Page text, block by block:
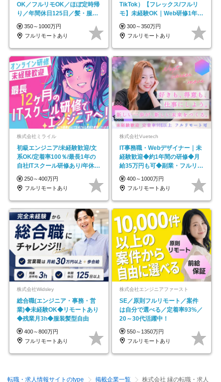
OK／フルリモOK／ほぼ定時帰
り／年間休日125日／髪・服・
ネイル自由／副業OK
350～1000万円
フルリモートあり
TikTok）【フレックス/フルリ
モ】未経験OK｜Web研修1年間
｜副業OK
300～350万円
フルリモートあり
株式会社ミライル
初級エンジニア/未経験歓迎/文
系OK/定着率100％/最長1年の
自社ITスクール研修あり/年休
130日
250～400万円
フルリモートあり
株式会社Vuetech
IT事務職・Webデザイナー｜未
経験歓迎◆約1年間の研修◆月
給35万円も可◆副業・フルリモ
ート可◆年休126日
400～1000万円
フルリモートあり
株式会社Widsley
総合職(エンジニア・事務・営
業)◆未経験OK◆リモートあり
◆残業月3h◆服装髪型自由
400～800万円
フルリモートあり
株式会社エンジニアファースト
SE／原則フルリモート／案件
は自分で選べる／定着率93%／
20～30代活躍中！
550～1350万円
フルリモートあり
転職・求人情報サイトのtype 掲載企業一覧 株式会社 縁の転職・求人